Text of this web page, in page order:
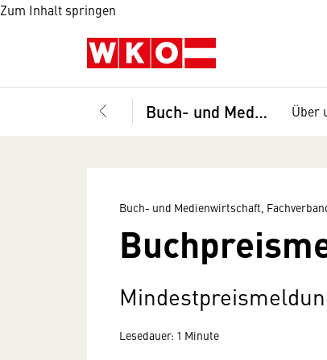
Zum Inhalt springen
Buch- und Medienwirtschaft, Fachverband Über
Buch- und Medienwirtschaft,
Lesedauer: 1 Minute